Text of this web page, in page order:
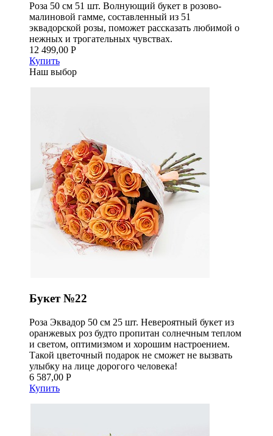
Роза 50 см 51 шт. Волнующий букет в розово-
малиновой гамме, составленный из 51
эквадорской розы, поможет рассказать любимой о
нежных и трогательных чувствах.
12 499,00 Р
Купить
Наш выбор
Букет №22
Роза Эквадор 50 см 25 шт. Невероятный букет из
оранжевых роз будто пропитан солнечным теплом
и светом, оптимизмом и хорошим настроением.
Такой цветочный подарок не сможет не вызвать
улыбку на лице дорогого человека!
6 587,00 Р
Купить